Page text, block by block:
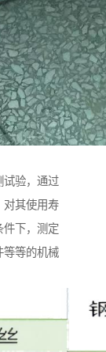
试验，通过
对其使用寿
件下，测定
等等的机械